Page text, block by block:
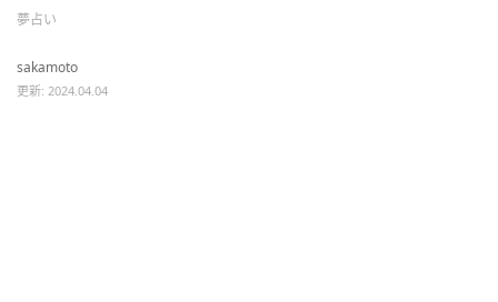
夢占い
sakamoto
更新: 2024.04.04